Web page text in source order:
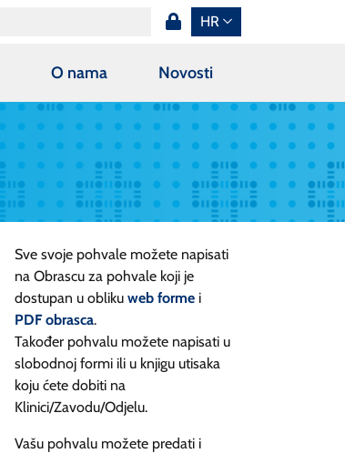
HR
O nama Novosti
Sve svoje pohvale možete napisati
na Obrascu za pohvale koji je
dostupan u obliku web forme i
PDF obrasca.
Također pohvalu možete napisati u
slobodnoj formi ili u knjigu utisaka
koju ćete dobiti na
Klinici/Zavodu/Odjelu.
Vašu pohvalu možete predati i